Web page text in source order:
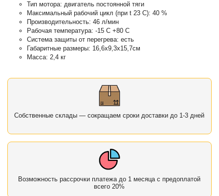
Тип мотора: двигатель постоянной тяги
Максимальный рабочий цикл (при t 23 С): 40 %
Производительность: 46 л/мин
Рабочая температура: -15 С +80 С
Система защиты от перегрева: есть
Габаритные размеры: 16,6х9,3х15,7см
Масса: 2,4 кг
Собственные склады — сокращаем сроки доставки до 1-3 дней
Возможность рассрочки платежа до 1 месяца с предоплатой
всего 20%